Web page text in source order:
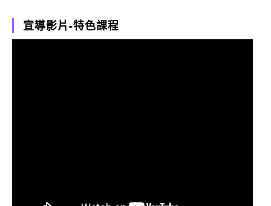
宣導影片-特色課程